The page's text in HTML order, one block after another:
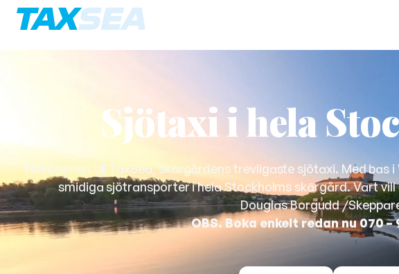
Sjötaxi i hela
Välkommen till TaxSea, skärgårdens trevligaste sjötaxi. Med bas
smidiga sjötransporter i hela Stockholms skärgård. Vart
Douglas Borgudd /
OBS. Boka enkelt redan nu 070 –